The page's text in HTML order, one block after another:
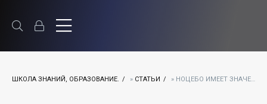
ШКОЛА ЗНАНИЙ, ОБРАЗОВАНИЕ. » СТАТЬИ » НОЦЕБО ИМЕЕТ ЗНАЧЕНИЕ: ИЗ-ЗА БОЯЗНИ ПОБОЧНЫХ ЭФФЕКТОВ ВАКЦИНЫ ОТ КОРОНАВИРУСА ВЫ МОЖЕТЕ ЗАБОЛЕТЬ (DR, ДАНИЯ) - «НАУКА»